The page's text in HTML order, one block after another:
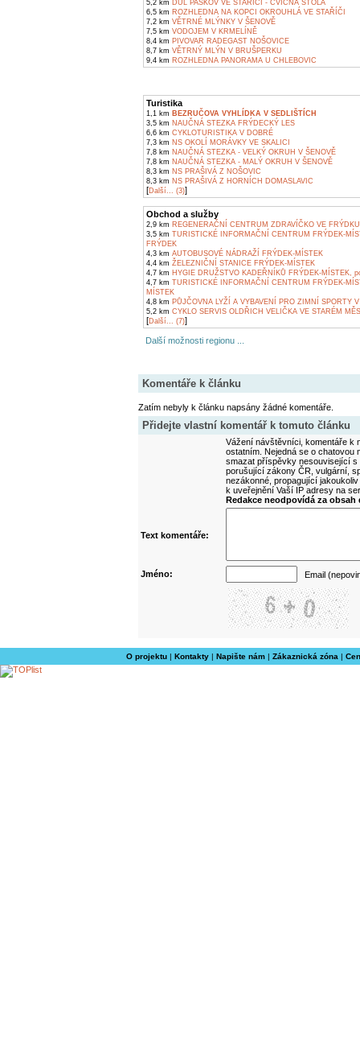
5,2 km DŮL PASKOV VE STAŘÍČI - CVIČNÁ ŠTOLA
6,5 km ROZHLEDNA NA KOPCI OKROUHLÁ VE STAŘÍČI
7,2 km VĚTRNÉ MLÝNKY V ŠENOVĚ
7,5 km VODOJEM V KRMELÍNĚ
8,4 km PIVOVAR RADEGAST NOŠOVICE
8,7 km VĚTRNÝ MLÝN V BRUŠPERKU
9,4 km ROZHLEDNA PANORAMA U CHLEBOVIC
Turistika
1,1 km BEZRUČOVA VYHLÍDKA V SEDLIŠTÍCH
3,5 km NAUČNÁ STEZKA FRÝDECKÝ LES
6,6 km CYKLOTURISTIKA V DOBRÉ
7,3 km NS OKOLÍ MORÁVKY VE SKALICI
7,8 km NAUČNÁ STEZKA - VELKÝ OKRUH V ŠENOVĚ
7,8 km NAUČNÁ STEZKA - MALÝ OKRUH V ŠENOVĚ
8,3 km NS PRAŠIVÁ Z NOŠOVIC
8,3 km NS PRAŠIVÁ Z HORNÍCH DOMASLAVIC
[Další... (3)]
Obchod a služby
2,9 km REGENERAČNÍ CENTRUM ZDRAVÍČKO VE
3,5 km TURISTICKÉ INFORMAČNÍ CENTRUM FRÝDEK-
FRÝDEK
4,3 km AUTOBUSOVÉ NÁDRAŽÍ FRÝDEK-MÍSTEK
4,4 km ŽELEZNIČNÍ STANICE FRÝDEK-MÍSTEK
4,7 km HYGIE DRUŽSTVO KADEŘNÍKŮ FRÝDEK-MÍSTEK,
4,7 km TURISTICKÉ INFORMAČNÍ CENTRUM FRÝDEK-
MÍSTEK
4,8 km PŮJČOVNA LYŽÍ A VYBAVENÍ PRO ZIMNÍ SPORTY
5,2 km CYKLO SERVIS OLDŘICH VELIČKA VE STARÉM
[Další... (7)]
Další možnosti regionu ...
Komentáře k článku
Zatím nebyly k článku napsány žádné komentáře.
Přidejte vlastní komentář k tomuto článku
Vážení návštěvníci, komentáře k
ostatním. Nejedná se o
smazat příspěvky nesouvisející
porušující zákony ČR, vulgární,
nezákonné, propagující
k uveřejnění Vaší IP adresy na
Redakce neodpovídá za
Text komentáře:
Jméno: Email
O projektu| Kontakty| Napište nám| Zákaznická zóna |